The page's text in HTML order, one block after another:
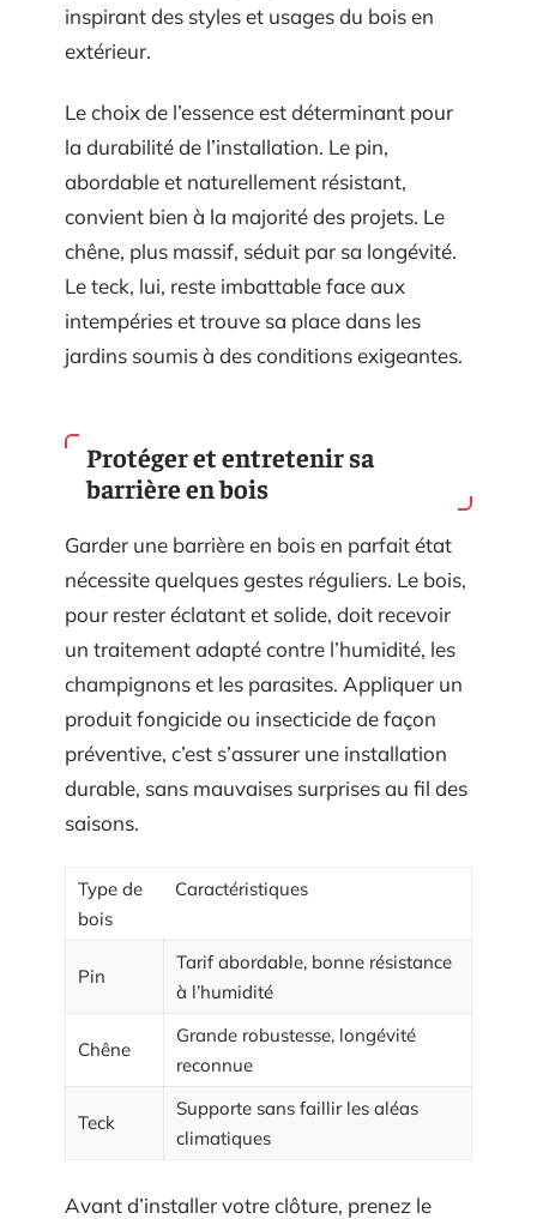
inspirant des styles et usages du bois en
extérieur.
Le choix de l’essence est déterminant pour
la durabilité de l’installation. Le pin,
abordable et naturellement résistant,
convient bien à la majorité des projets. Le
chêne, plus massif, séduit par sa longévité.
Le teck, lui, reste imbattable face aux
intempéries et trouve sa place dans les
jardins soumis à des conditions exigeantes.
Protéger et entretenir sa
barrière en bois
Garder une barrière en bois en parfait état
nécessite quelques gestes réguliers. Le bois,
pour rester éclatant et solide, doit recevoir
un traitement adapté contre l’humidité, les
champignons et les parasites. Appliquer un
produit fongicide ou insecticide de façon
préventive, c’est s’assurer une installation
durable, sans mauvaises surprises au fil des
saisons.
Type de
bois
Caractéristiques
Pin
Tarif abordable, bonne résistance
à l’humidité
Chêne
Grande robustesse, longévité
reconnue
Teck
Supporte sans faillir les aléas
climatiques
Avant d’installer votre clôture, prenez le